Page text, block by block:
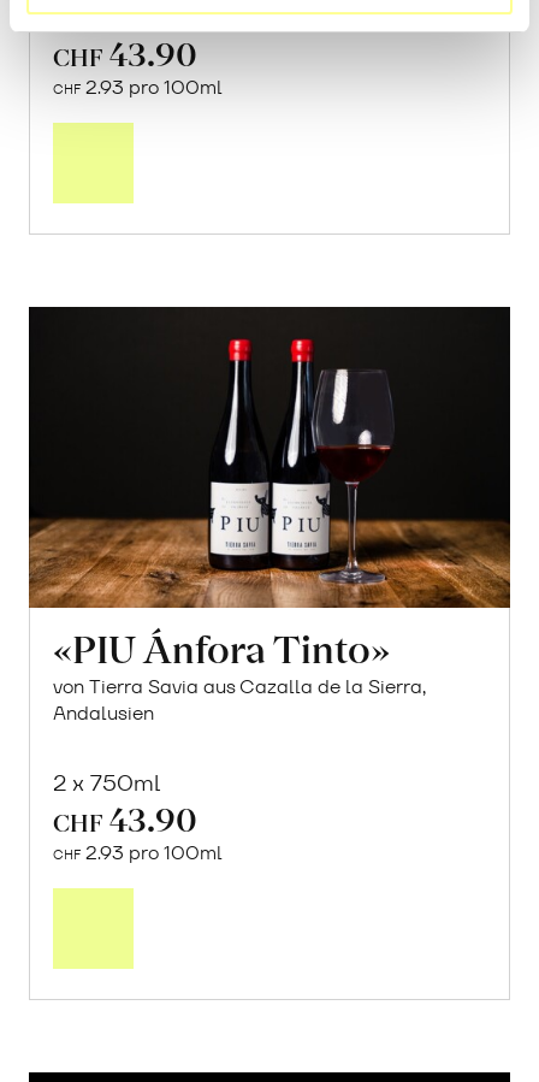
2 x 750ml
CHF 43.90
CHF 2.93 pro 100ml
«PIU Ánfora Tinto»
von Tierra Savia aus Cazalla de la Sierra,
Andalusien
2 x 750ml
CHF 43.90
CHF 2.93 pro 100ml